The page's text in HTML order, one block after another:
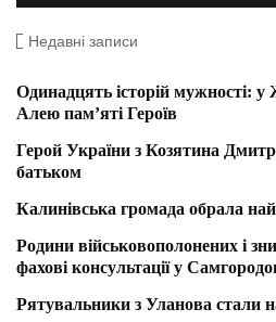
Недавні записи
Одинадцять історій мужності:
Алею пам’яті Героїв
Герой України з Козятина
батьком
Калинівська громада обрала
Родини військовополонених і
фахові консультації у
Рятувальники з Уланова стали